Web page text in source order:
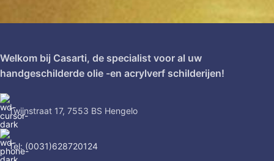
Welkom bij Casarti, de specialist voor al uw
handgeschilderde olie -en acrylverf schilderijen!
Twijnstraat 17, 7553 BS Hengelo
Tel: (0031)628720124